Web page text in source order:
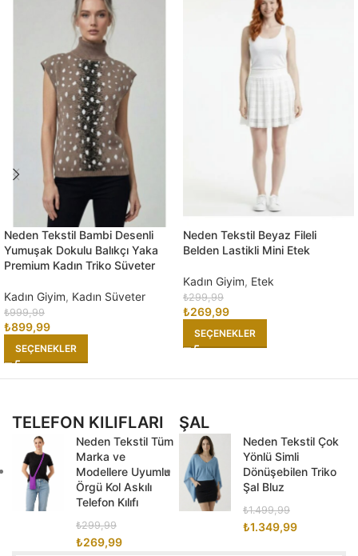
Neden Tekstil Bambi Desenli
Yumuşak Dokulu Balıkçı Yaka
Premium Kadın Triko Süveter
Kadın Giyim, Kadın Süveter
₺999,99
₺899,99
SEÇENEKLER
Neden Tekstil Beyaz Fileli
Belden Lastikli Mini Etek
Kadın Giyim, Etek
₺299,99
₺269,99
SEÇENEKLER
TELEFON KILIFLARI
Neden Tekstil Tüm
Marka ve
Modellere Uyumlu
Örgü Kol Askılı
Telefon Kılıfı
₺299,99
₺269,99
ŞAL
Neden Tekstil Çok
Yönlü Simli
Dönüşebilen Triko
Şal Bluz
₺1.499,99
₺1.349,99